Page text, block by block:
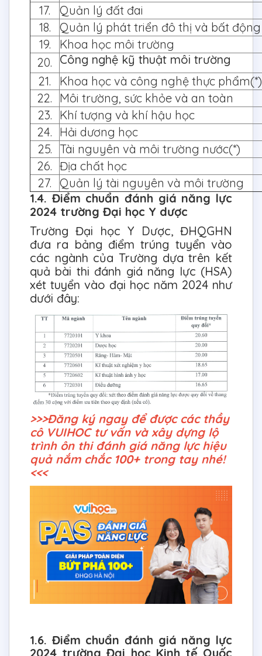
17.
Quản lý đất đai
18.
Quản lý phát triển đô thị và bất
19.
Khoa học môi trường
20. Công nghệ kỹ thuật môi trường
21.
Khoa học và công nghệ thực phẩm(*)
22. Môi trường, sức khỏe và an toàn
23. Khí tượng và khí hậu học
24. Hải dương học
25. Tài nguyên và môi trường nước(*)
26. Địa chất học
27. Quản lý tài nguyên và môi trường
1.4. Điểm chuẩn đánh giá năng lực
2024 trường Đại học Y dược
Trường Đại học Y Dược, ĐHQGHN
đưa ra bảng điểm trúng tuyển vào
các ngành của Trường dựa trên kết
quả bài thi đánh giá năng lực (HSA)
xét tuyển vào đại học năm 2024 như
dưới đây:
>>>Đăng ký ngay để được các thầy
cô VUIHOC tư vấn và xây dựng lộ
trình ôn thi đánh giá năng lực hiệu
quả nắm chắc 100+ trong tay nhé!
<<<
1.6. Điểm chuẩn đánh giá năng lực
2024 trường Đại học Kinh tế Quốc